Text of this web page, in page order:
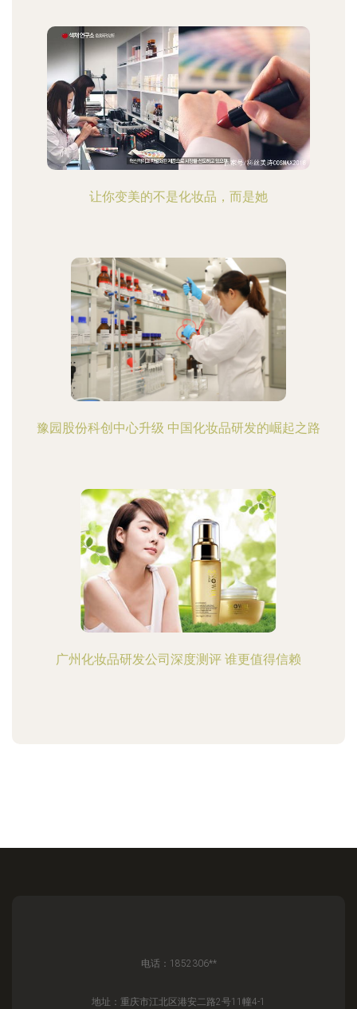
让你变美的不是化妆品，而是她
豫园股份科创中心升级 中国化妆品研发的崛起之路
广州化妆品研发公司深度测评 谁更值得信赖
电话：1852306**
地址：重庆市江北区港安二路2号11幢4-1